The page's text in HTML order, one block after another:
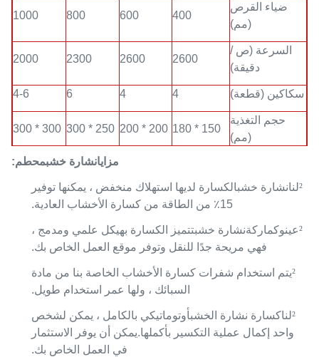
ضياء القرص
(مم)
400
600
800
1000
السرعة (ص /
دقيقة)
2600
2600
2300
2000
سكاكين (قطعة) 4
4
6
4-6
حجم التغذية
(مم)
150 * 180
200 * 200
250 * 300
300 * 300
ساعة)
1500-
2000
2000-
قوة المحرك
الوزن (كجم) 350
400
1500
1800
1.2 * 0.85 *
0.9
1.5 * 1.0 *
1.1
2.1 * 1.1 *
1.3
مزايانشارة خشبمحطم:
²لنانشارة خشبالكسارة لديها استهلاك منخفض ، يمكنها توفير
15٪ من الطاقة من كسارة الأخشاب العادية.
²عينوكماركةنشارة خشبتتميز الكسارة بهيكل علمي ومدمج ،
فهي مريحة جدًا للنقل وتوفر موقع العمل الخاص بك.
²يتم استخدام شفرات كسارة الأخشاب الخاصة بنا من مادة
السبائك ، ولها عمر استخدام طويل.
²لناكسارة نشارة الخشبأوتوماتيكي بالكامل ، يمكن لشخص
واحد إكمال عملية التكسير بأكملها.يمكن أن يوفر الاستثمار
في العمل الخاص بك.